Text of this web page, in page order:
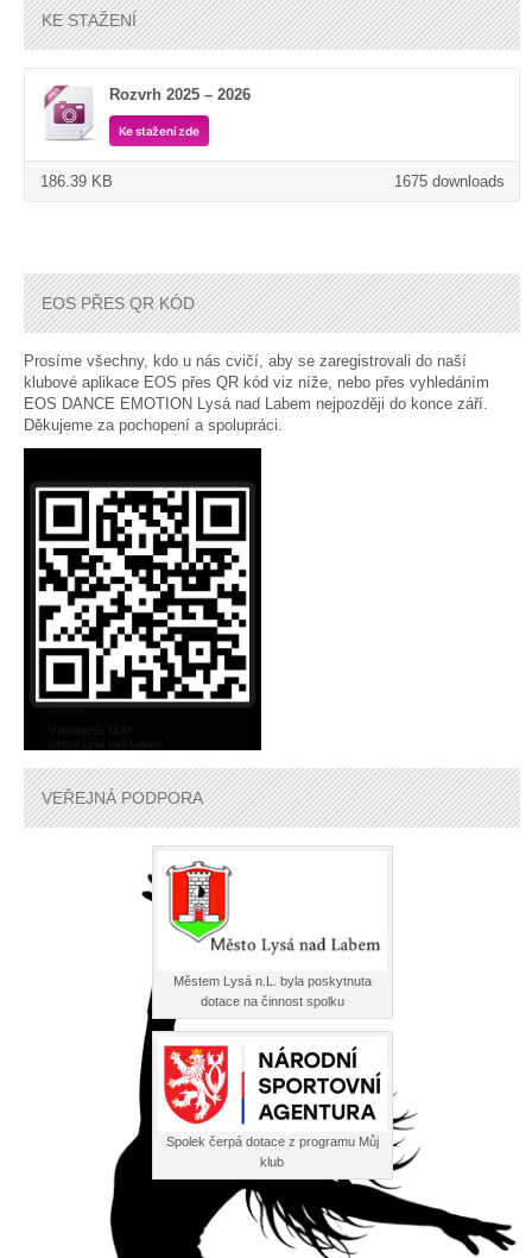
KE STAŽENÍ
Rozvrh 2025 – 2026
Ke stažení zde
1675 downloads
186.39 KB
EOS PŘES QR KÓD
Prosíme všechny, kdo u nás cvičí, aby se zaregistrovali do naší
klubové aplikace EOS přes QR kód viz níže, nebo přes vyhledáním
EOS DANCE EMOTION Lysá nad Labem nejpozději do konce září.
Děkujeme za pochopení a spolupráci.
VEŘEJNÁ PODPORA
Městem Lysá n.L. byla poskytnuta
dotace na činnost spolku
Spolek čerpá dotace z programu Můj
klub